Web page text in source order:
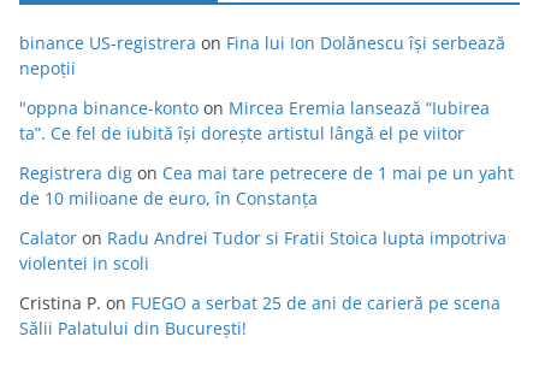
binance US-registrera on Fina lui Ion Dolănescu își serbează
nepoții
"oppna binance-konto on Mircea Eremia lansează “Iubirea
ta”. Ce fel de iubită își dorește artistul lângă el pe viitor
Registrera dig on Cea mai tare petrecere de 1 mai pe un yaht
de 10 milioane de euro, în Constanța
Calator on Radu Andrei Tudor si Fratii Stoica lupta impotriva
violentei in scoli
Cristina P. on FUEGO a serbat 25 de ani de carieră pe scena
Sălii Palatului din București!